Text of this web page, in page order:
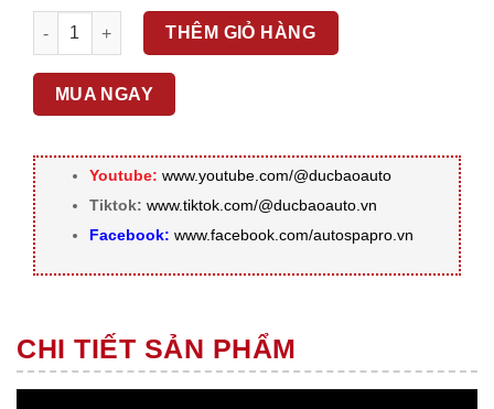
Ắc quy Varta 12V 90AH DIN 59043 MF7597 số lượng
THÊM GIỎ HÀNG
MUA NGAY
Youtube: www.youtube.com/@ducbaoauto
Tiktok: www.tiktok.com/@ducbaoauto.vn
Facebook: www.facebook.com/autospapro.vn
CHI TIẾT SẢN PHẨM